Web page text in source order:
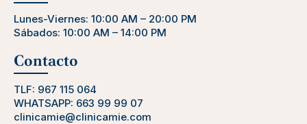
Lunes-Viernes: 10:00 AM – 20:00 PM
Sábados: 10:00 AM – 14:00 PM
Contacto
TLF: 967 115 064
WHATSAPP: 663 99 99 07
clinicamie@clinicamie.com